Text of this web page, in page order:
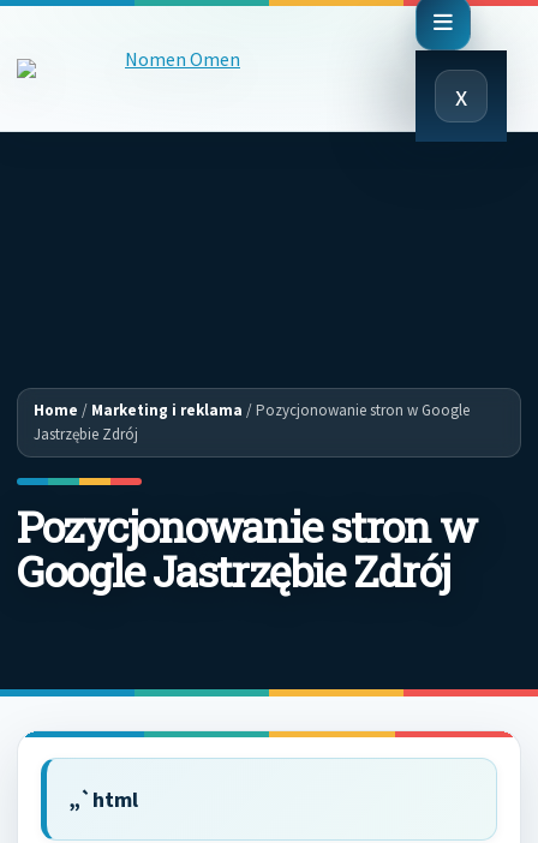
x
Close
Menu
Home / Marketing i reklama /Pozycjonowanie stron w Google
Jastrzębie Zdrój
Pozycjonowanie stron w
Google Jastrzębie Zdrój
„`html